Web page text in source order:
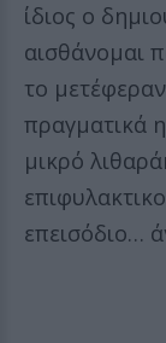
ίδιος ο
αισθάνομαι
το
πραγματικά
μικρό
επεισόδιο…